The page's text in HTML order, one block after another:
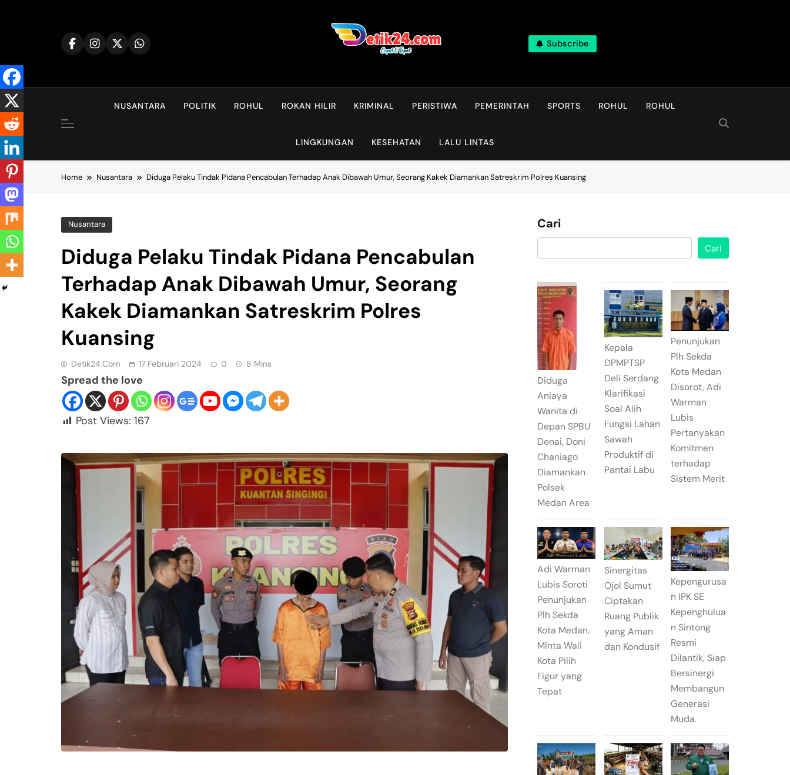
Subscribe
NUSANTARA POLITIK ROHUL ROKAN HILIR KRIMINAL PERISTIWA PEMERINTAH SPORTS ROHUL ROHUL
LINGKUNGAN KESEHATAN LALU LINTAS
Home Nusantara Diduga Pelaku Tindak Pidana Pencabulan Terhadap Anak Dibawah Umur, Seorang Kakek Diamankan Satreskrim Polres Kuansing
Nusantara
Diduga Pelaku Tindak Pidana Pencabulan
Terhadap Anak Dibawah Umur, Seorang
Kakek Diamankan Satreskrim Polres
Kuansing
Detik24.com 17 Februari 2024 0 8 Mins
Spread the love
Post Views: 167
Cari
Cari
Diduga
Aniaya
Wanita di
Depan SPBU
Denai, Doni
Chaniago
Diamankan
Polsek
Medan Area
Kepala
DPMPTSP
Deli Serdang
Klarifikasi
Soal Alih
Fungsi Lahan
Sawah
Produktif di
Pantai Labu
Penunjukan
Plh Sekda
Kota Medan
Disorot, Adi
Warman
Lubis
Pertanyakan
Komitmen
terhadap
Sistem Merit
Adi Warman
Lubis Soroti
Penunjukan
Plh Sekda
Kota Medan,
Minta Wali
Kota Pilih
Figur yang
Tepat
Sinergitas
Ojol Sumut
Ciptakan
Ruang Publik
yang Aman
dan Kondusif
Kepengurusa
n IPK SE
Kepenghulua
n Sintong
Resmi
Dilantik, Siap
Bersinergi
Membangun
Generasi
Muda.